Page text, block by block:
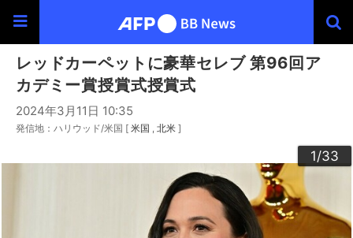
レッドカーペットに豪華セレブ 第96回ア
カデミー賞授賞式授賞式
2024年3月11日 10:35
発信地：ハリウッド/米国 [ 米国 北米 ]
1/33
2/33
3/33
4/33
5/33
6/33
7/33
8/33
9/33
10/33
11/33
12/33
13/33
14/33
15/33
16/33
17/33
18/33
19/33
20/33
21/33
22/33
23/33
24/33
25/33
26/33
27/33
28/33
29/33
30/33
31/33
32/33
33/33